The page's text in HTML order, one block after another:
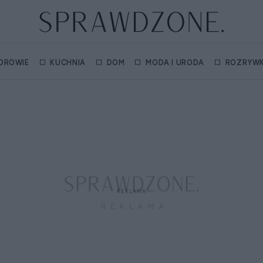
KUCHNIA DOM MODA I URODA